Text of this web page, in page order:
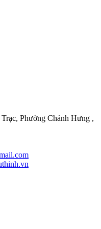
Phường Chánh Hưng ,